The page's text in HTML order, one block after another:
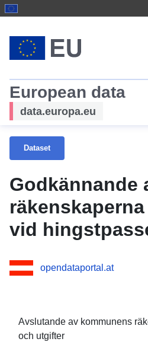
European data
data.europa.eu
Dataset
Godkännande
vid
opendataportal.at
Avslutande av kommunens
och utgifter